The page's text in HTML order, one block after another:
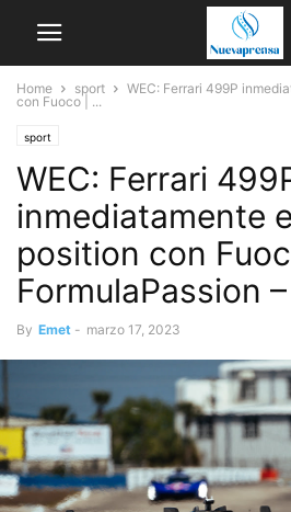
Home sport
WEC: Ferrari 499P
con Fuoco | ...
sport
WEC: Ferrari
inmediatamente
position con
FormulaPassion
By Emet - marzo 17, 2023